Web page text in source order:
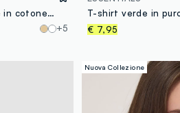
T-shirt fitted a maniche corte in cotone elasticizzato verde
+5
€ 7,95
Nuova Collezione